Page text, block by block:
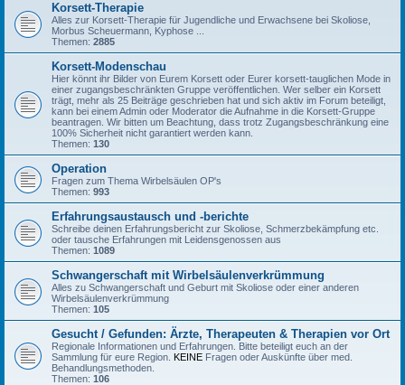
Korsett-Therapie
Alles zur Korsett-Therapie für Jugendliche und Erwachsene bei Skoliose,
Morbus Scheuermann, Kyphose ...
Themen: 2885
Korsett-Modenschau
Hier könnt ihr Bilder von Eurem Korsett oder Eurer korsett-tauglichen Mode in
einer zugangsbeschränkten Gruppe veröffentlichen. Wer selber ein Korsett
trägt, mehr als 25 Beiträge geschrieben hat und sich aktiv im Forum beteiligt,
kann bei einem Admin oder Moderator die Aufnahme in die Korsett-Gruppe
beantragen. Wir bitten um Beachtung, dass trotz Zugangsbeschränkung eine
100% Sicherheit nicht garantiert werden kann.
Themen: 130
Operation
Fragen zum Thema Wirbelsäulen OP's
Themen: 993
Erfahrungsaustausch und -berichte
Schreibe deinen Erfahrungsbericht zur Skoliose, Schmerzbekämpfung etc.
oder tausche Erfahrungen mit Leidensgenossen aus
Themen: 1089
Schwangerschaft mit Wirbelsäulenverkrümmung
Alles zu Schwangerschaft und Geburt mit Skoliose oder einer anderen
Wirbelsäulenverkrümmung
Themen: 105
Gesucht / Gefunden: Ärzte, Therapeuten & Therapien vor Ort
Regionale Informationen und Erfahrungen. Bitte beteiligt euch an der
Sammlung für eure Region. KEINE Fragen oder Auskünfte über med.
Behandlungsmethoden.
Themen: 106